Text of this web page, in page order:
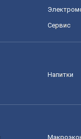
Сервис
Напитки